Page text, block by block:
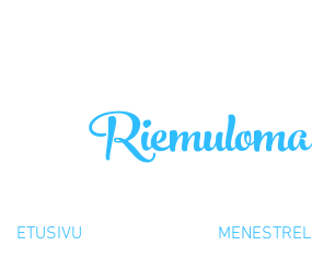
ETUSIVU MENESTREL